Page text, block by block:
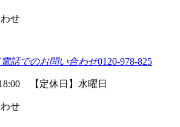
せ
0120-978-825
【定休日】水曜日
せ